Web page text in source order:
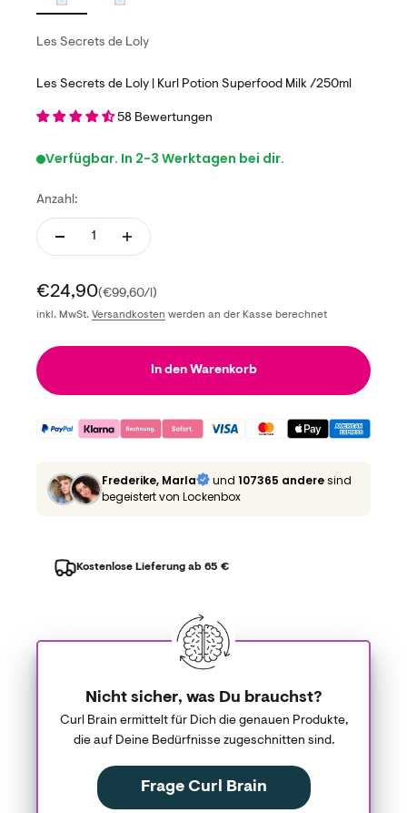
Les Secrets de Loly
Les Secrets de Loly | Kurl Potion Superfood Milk /250ml
58 Bewertungen
Verfügbar. In 2-3 Werktagen bei dir.
Anzahl:
Angebot
€24,90(€99,60/l)
inkl. MwSt. Versandkosten werden an der Kasse berechnet
In den Warenkorb
Frederike, Marla und 107365 anderesind
begeistert von Lockenbox
Kostenlose Lieferung ab 65 €
Nicht sicher, was Du brauchst?
Curl Brain ermittelt für Dich die genauen Produkte,
die auf Deine Bedürfnisse zugeschnitten sind.
Frage Curl Brain